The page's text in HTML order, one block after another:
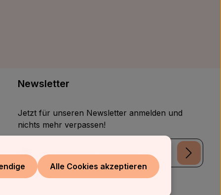
Newsletter
Jetzt für unseren Newsletter anmelden und
nichts mehr verpassen!
Datenschutz
Datenschutzbestimmungen
Alle Cookies akzeptieren